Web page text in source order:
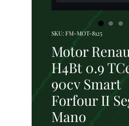
SKU: FM-MOT-8125
Motor
H4Bt 0.9
90cv Smart
Forfour II
Mano